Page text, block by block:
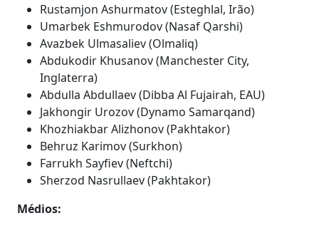
Rustamjon Ashurmatov (Esteghlal, Irão)
Umarbek Eshmurodov (Nasaf Qarshi)
Avazbek Ulmasaliev (Olmaliq)
Abdukodir Khusanov (Manchester City,
Inglaterra)
Abdulla Abdullaev (Dibba Al Fujairah, EAU)
Jakhongir Urozov (Dynamo Samarqand)
Khozhiakbar Alizhonov (Pakhtakor)
Behruz Karimov (Surkhon)
Farrukh Sayfiev (Neftchi)
Sherzod Nasrullaev (Pakhtakor)
Médios: